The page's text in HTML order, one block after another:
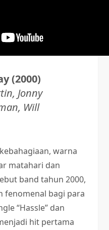
(2000)
Jonny
Will
warna
matahari dan
band tahun 2000,
fenomenal bagi para
“Hassle” dan
hit pertama